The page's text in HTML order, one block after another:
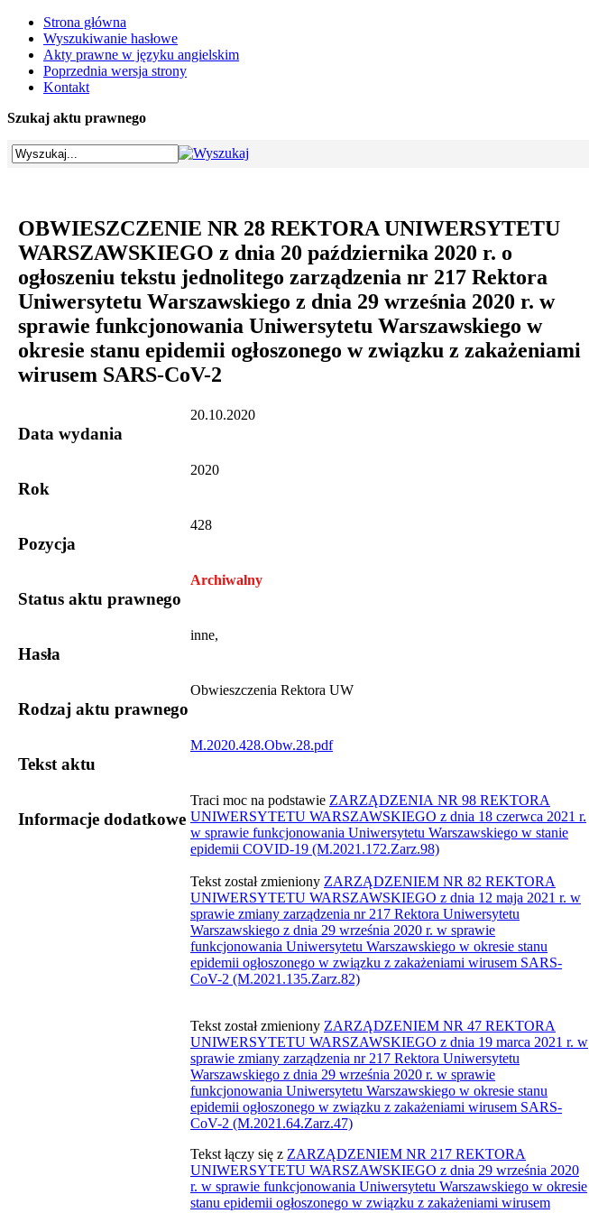
Strona główna
Wyszukiwanie hasłowe
Akty prawne w języku angielskim
Poprzednia wersja strony
Kontakt
Szukaj aktu prawnego
OBWIESZCZENIE NR 28 REKTORA UNIWERSYTETU
WARSZAWSKIEGO z dnia 20 października 2020 r. o
ogłoszeniu tekstu jednolitego zarządzenia nr 217 Rektora
Uniwersytetu Warszawskiego z dnia 29 września 2020 r. w
sprawie funkcjonowania Uniwersytetu Warszawskiego w
okresie stanu epidemii ogłoszonego w związku z zakażeniami
wirusem SARS-CoV-2
Data wydania
20.10.2020
Rok
2020
Pozycja
428
Status aktu prawnego
Archiwalny
Hasła
inne,
Rodzaj aktu prawnego
Obwieszczenia Rektora UW
Tekst aktu
M.2020.428.Obw.28.pdf
Informacje dodatkowe
​​Traci moc na podstawie ZARZĄDZENIA NR 98 REKTORA
UNIWERSYTETU WARSZAWSKIEGO z dnia 18 czerwca 2021 r.
w sprawie funkcjonowania Uniwersytetu Warszawskiego w stanie
epidemii COVID-19 (M.2021.172.Zarz.98)​
Tekst został zmieniony ZARZĄDZENIEM​ NR 82 REKTORA
UNIWERSYTETU WARSZAWSKIEGO z dnia 12 maja 2021 r. w
sprawie zmiany zarządzenia nr 217 Rektora Uniwersytetu
Warszawskiego z dnia 29 września 2020 r. w sprawie
funkcjonowania Uniwersytetu Warszawskiego w okresie stanu
epidemii ogłoszonego w związku z zakażeniami wirusem SARS-
CoV-2​ (M.2021.135.Zarz.82)​
Tekst został zmieniony ​ZARZĄDZENIEM NR 47 REKTORA
UNIWERSYTETU WARSZAWSKIEGO z dnia 19 marca 2021 r. w
sprawie zmiany zarządzenia nr 217 Rektora Uniwersytetu
Warszawskiego z dnia 29 września 2020 r. w sprawie
funkcjonowania Uniwersytetu Warszawskiego w okresie stanu
epidemii ogłoszonego w związku z zakażeniami wirusem SARS-
CoV-2 (M.2021.64.Zarz.47)​
Tekst łączy się z ZARZĄDZENIEM NR 217 REKTORA
UNIWERSYTETU WARSZAWSKIEGO z dnia 29 września 2020
r. w sprawie funkcjonowania Uniwersytetu Warszawskiego w okresie
stanu epidemii ogłoszonego w związku z zakażeniami wirusem